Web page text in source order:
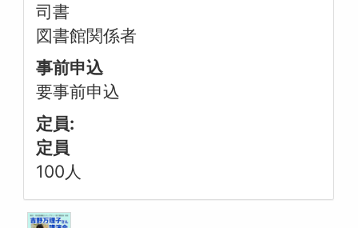
司書
図書館関係者
事前申込
要事前申込
定員:
定員
100人